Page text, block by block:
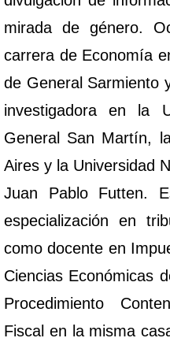
mirada de género.
carrera de Economía
de General Sarmiento
investigadora en la
General San Martín,
Aires y la Universidad
Juan Pablo Futten.
especialización en
como docente en
Ciencias Económicas
Procedimiento
Fiscal en la misma